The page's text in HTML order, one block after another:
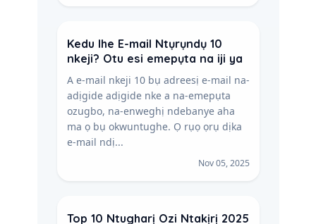
Kedu Ihe E-mail Ntụrụndụ 10
nkeji? Otu esi emepụta na iji ya
A e-mail nkeji 10 bụ adreesị e-mail na-
adịgide adịgide nke a na-emepụta
ozugbo, na-enweghị ndebanye aha
ma ọ bụ okwuntughe. Ọ rụọ ọrụ dịka
e-mail ndị...
Nov 05, 2025
Top 10 Ntugharị Ozi Ntakịrị 2025